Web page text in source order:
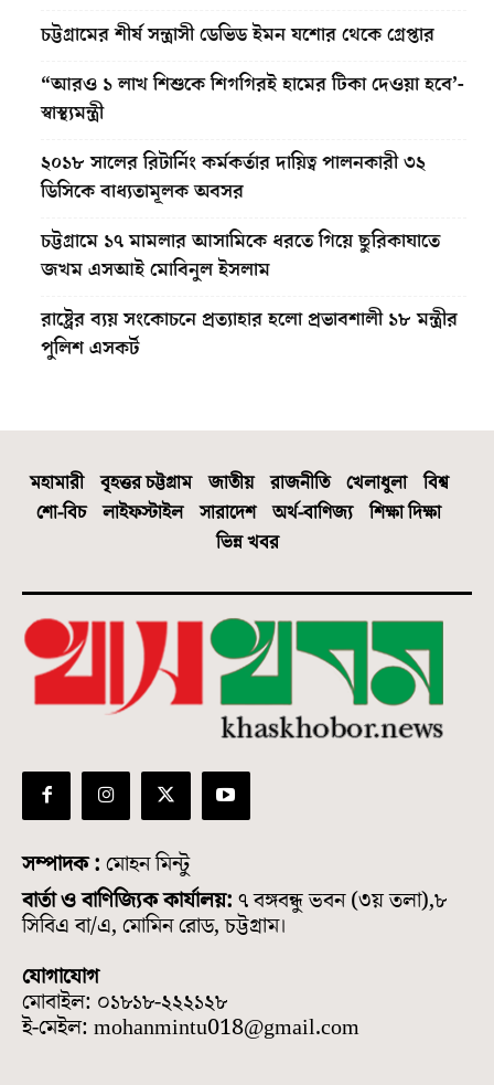
চট্টগ্রামের শীর্ষ সন্ত্রাসী ডেভিড ইমন যশোর থেকে গ্রেপ্তার
“আরও ১ লাখ শিশুকে শিগগিরই হামের টিকা দেওয়া হবে’-
স্বাস্থ্যমন্ত্রী
২০১৮ সালের রিটার্নিং কর্মকর্তার দায়িত্ব পালনকারী ৩২
ডিসিকে বাধ্যতামূলক অবসর
চট্টগ্রামে ১৭ মামলার আসামিকে ধরতে গিয়ে ছুরিকাঘাতে
জখম এসআই মোবিনুল ইসলাম
রাষ্ট্রের ব্যয় সংকোচনে প্রত্যাহার হলো প্রভাবশালী ১৮ মন্ত্রীর
পুলিশ এসকর্ট
মহামারী বৃহত্তর চট্টগ্রাম জাতীয় রাজনীতি খেলাধুলা
বিশ্ব
শো-বিচ
লাইফস্টাইল সারাদেশ অর্থ-বাণিজ্য
শিক্ষা দিক্ষা
ভিন্ন খবর
সম্পাদক : মোহন মিন্টু
বার্তা ও বাণিজ্যিক কার্যালয়: ৭ বঙ্গবন্ধু ভবন (৩য় তলা),৮
সিবিএ বা/এ, মোমিন রোড, চট্টগ্রাম।
যোগাযোগ
মোবাইল: ০১৮১৮-২২২১২৮
ই-মেইল: mohanmintu018@gmail.com